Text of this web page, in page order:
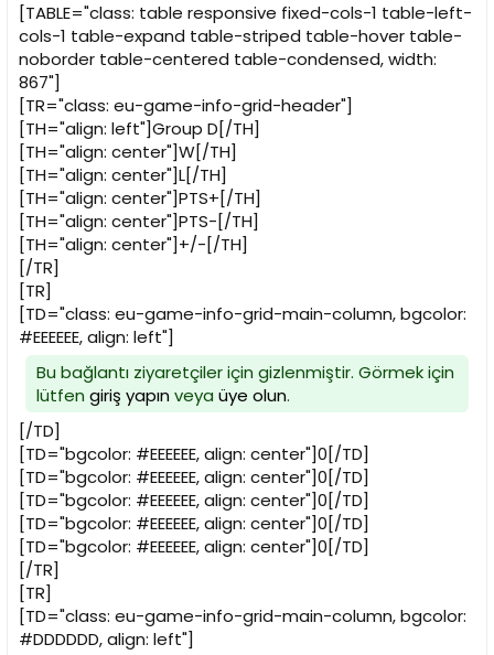
[TABLE="class: table responsive fixed-cols-1 table-left-
cols-1 table-expand table-striped table-hover table-
noborder table-centered table-condensed, width:
867"]
[TR="class: eu-game-info-grid-header"]
[TH="align: left"]Group D[/TH]
[TH="align: center"]W[/TH]
[TH="align: center"]L[/TH]
[TH="align: center"]PTS+[/TH]
[TH="align: center"]PTS-[/TH]
[TH="align: center"]+/-[/TH]
[/TR]
[TR]
[TD="class: eu-game-info-grid-main-column, bgcolor:
#EEEEEE, align: left"]
Bu bağlantı ziyaretçiler için gizlenmiştir. Görmek için
lütfen giriş yapınveya üye olun.
[/TD]
[TD="bgcolor: #EEEEEE, align: center"]0[/TD]
[TD="bgcolor: #EEEEEE, align: center"]0[/TD]
[TD="bgcolor: #EEEEEE, align: center"]0[/TD]
[TD="bgcolor: #EEEEEE, align: center"]0[/TD]
[TD="bgcolor: #EEEEEE, align: center"]0[/TD]
[/TR]
[TR]
[TD="class: eu-game-info-grid-main-column, bgcolor:
#DDDDDD, align: left"]